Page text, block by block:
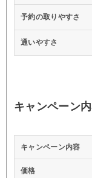
予約の取りやすさ
通いやすさ
キャンペーン
キャンペーン内容
価格